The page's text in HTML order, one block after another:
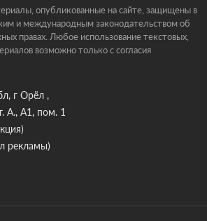
опубликованные на сайте, защищены в
и международным законодательством об
правах. Любое использование текстовых,
возможно только с согласия
г Орёл ,
А., А1, пом. 1
рекламы)